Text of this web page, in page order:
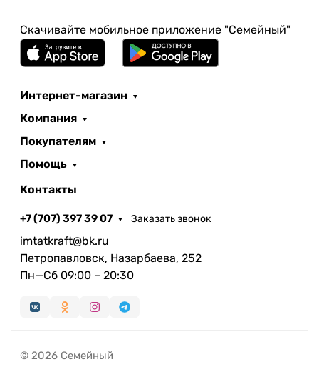
Скачивайте мобильное приложение "Семейный"
Интернет-магазин
Компания
Покупателям
Помощь
Контакты
+7 (707) 397 39 07 Заказать звонок
imtatkraft@bk.ru
Петропавловск, Назарбаева, 252
Пн—Сб 09:00 – 20:30
© 2026 Семейный